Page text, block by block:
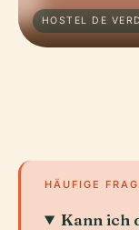
HOSTEL DE
HÄUFIGE
Kann ich